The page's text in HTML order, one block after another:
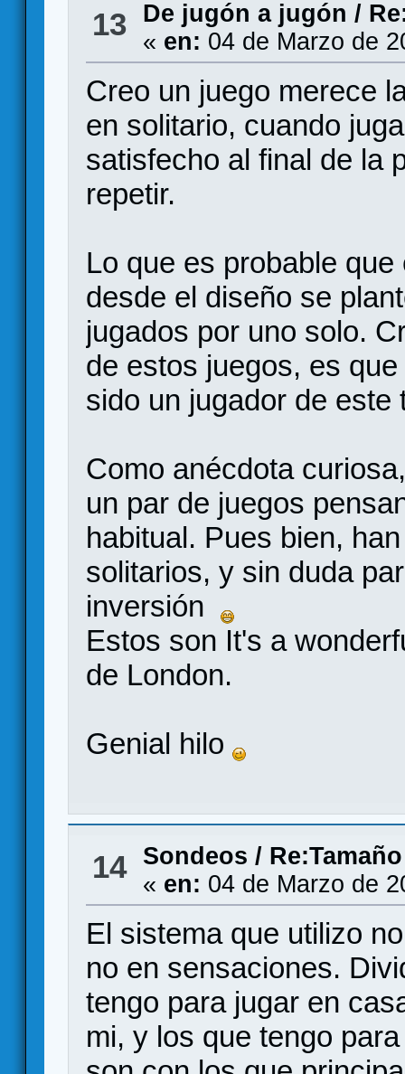
13 De jugón a jugón /
« en: 04 de Marzo de
Creo un juego merece
en solitario, cuando
satisfecho al final de la
repetir.
Lo que es probable
desde el diseño se
jugados por uno solo.
de estos juegos, es
sido un jugador de este
Como anécdota
un par de juegos
habitual. Pues bien,
solitarios, y sin duda
inversión
Estos son It's a
de London.
Genial hilo
14 Sondeos /
« en: 04 de Marzo de
El sistema que utilizo
no en sensaciones.
tengo para jugar en
mi, y los que tengo